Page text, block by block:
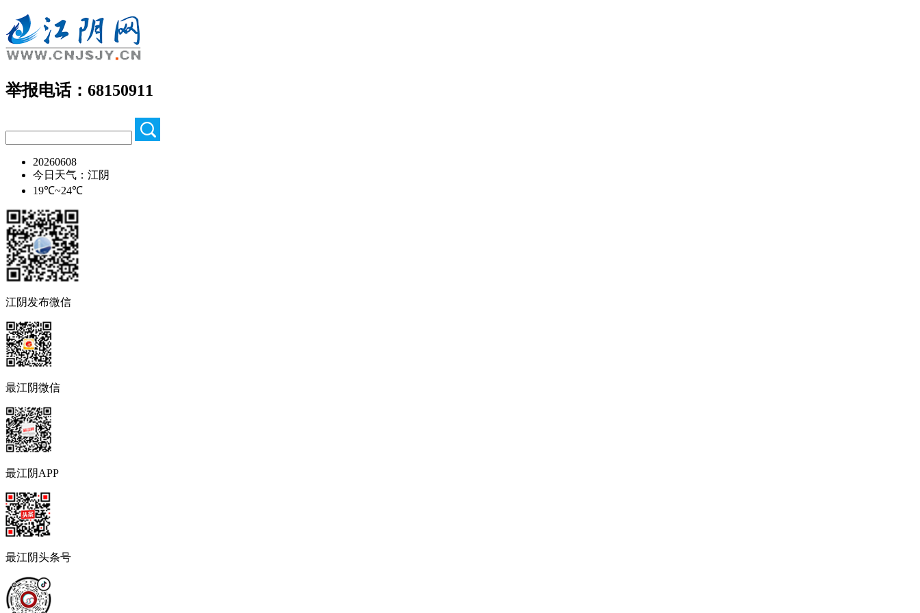
举报电话：68150911
20260608
今日天气：江阴
19℃~24℃
江阴发布微信
最江阴微信
最江阴APP
最江阴头条号